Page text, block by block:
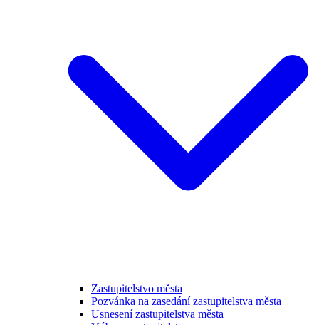
Zastupitelstvo města
Pozvánka na zasedání zastupitelstva města
Usnesení zastupitelstva města